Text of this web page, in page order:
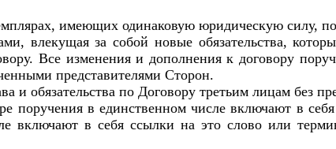
имеющих одинаковую юридическую силу,
влекущая за собой новые обязательства,
Все изменения и дополнения к договору
представителями Сторон.
и обязательства по Договору третьим лицам без
поручения в единственном числе включают в
включают в себя ссылки на это слово или